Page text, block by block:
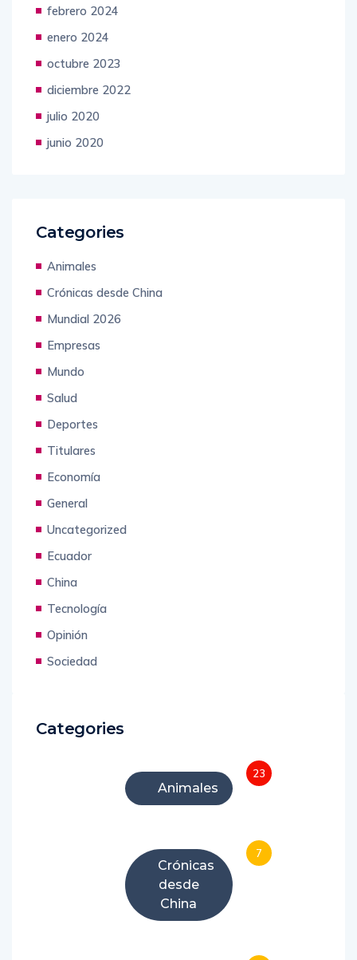
febrero 2024
enero 2024
octubre 2023
diciembre 2022
julio 2020
junio 2020
Categories
Animales
Crónicas desde China
Mundial 2026
Empresas
Mundo
Salud
Deportes
Titulares
Economía
General
Uncategorized
Ecuador
China
Tecnología
Opinión
Sociedad
Categories
Animales
23
Crónicas
desde
China
7